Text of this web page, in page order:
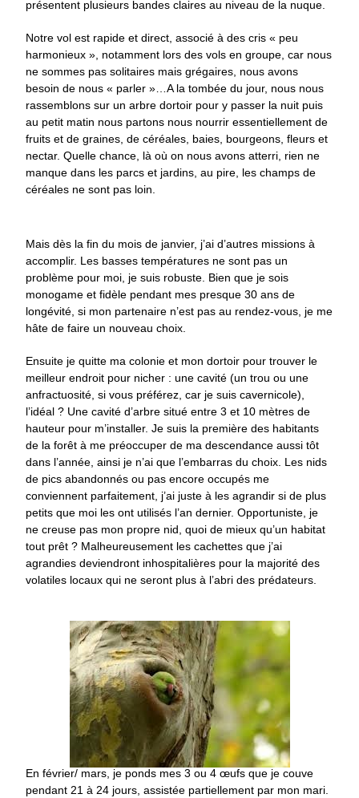
présentent plusieurs bandes claires au niveau de la nuque.
Notre vol est rapide et direct, associé à des cris « peu
harmonieux », notamment lors des vols en groupe, car nous
ne sommes pas solitaires mais grégaires, nous avons
besoin de nous « parler »…A la tombée du jour, nous nous
rassemblons sur un arbre dortoir pour y passer la nuit puis
au petit matin nous partons nous nourrir essentiellement de
fruits et de graines, de céréales, baies, bourgeons, fleurs et
nectar. Quelle chance, là où on nous avons atterri, rien ne
manque dans les parcs et jardins, au pire, les champs de
céréales ne sont pas loin.
Mais dès la fin du mois de janvier, j’ai d’autres missions à
accomplir. Les basses températures ne sont pas un
problème pour moi, je suis robuste. Bien que je sois
monogame et fidèle pendant mes presque 30 ans de
longévité, si mon partenaire n’est pas au rendez-vous, je me
hâte de faire un nouveau choix.
Ensuite je quitte ma colonie et mon dortoir pour trouver le
meilleur endroit pour nicher : une cavité (un trou ou une
anfractuosité, si vous préférez, car je suis cavernicole),
l’idéal ? Une cavité d’arbre situé entre 3 et 10 mètres de
hauteur pour m’installer. Je suis la première des habitants
de la forêt à me préoccuper de ma descendance aussi tôt
dans l’année, ainsi je n’ai que l’embarras du choix. Les nids
de pics abandonnés ou pas encore occupés me
conviennent parfaitement, j’ai juste à les agrandir si de plus
petits que moi les ont utilisés l’an dernier. Opportuniste, je
ne creuse pas mon propre nid, quoi de mieux qu’un habitat
tout prêt ? Malheureusement les cachettes que j’ai
agrandies deviendront inhospitalières pour la majorité des
volatiles locaux qui ne seront plus à l’abri des prédateurs.
En février/ mars, je ponds mes 3 ou 4 œufs que je couve
pendant 21 à 24 jours, assistée partiellement par mon mari.